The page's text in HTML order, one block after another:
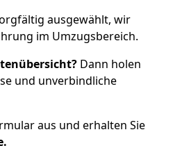
ausgewählt, wir
im Umzugsbereich.
Dann holen
und unverbindliche
aus und erhalten Sie